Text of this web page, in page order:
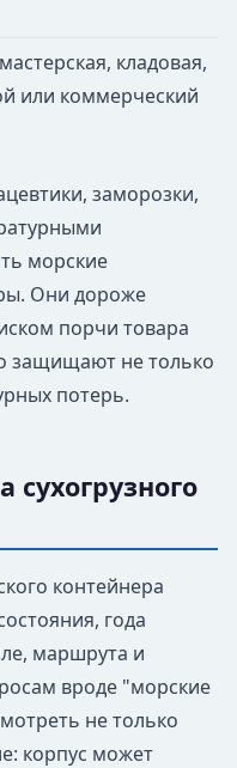
мастерская, кладовая,
или коммерческий
заморозки,
морские
Они дороже
порчи товара
защищают не только
потерь.
сухогрузного
контейнера
года
маршрута и
вроде "морские
не только
корпус может